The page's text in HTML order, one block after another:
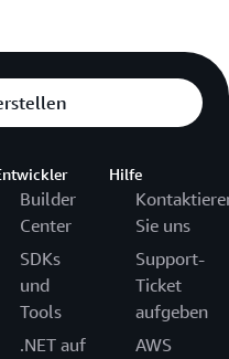
Builder
Center
SDKs
und
Tools
.NET auf
Hilfe
Sie uns
Support-
Ticket
aufgeben
AWS